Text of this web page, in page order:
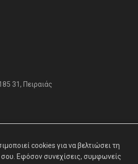
31, Πειραιάς
119062907000
cookies για να βελτιώσει τη
σου. Εφόσον συνεχίσεις, συμφωνείς